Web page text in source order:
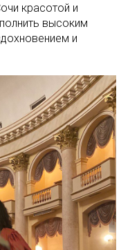
красотой и
высоким
и